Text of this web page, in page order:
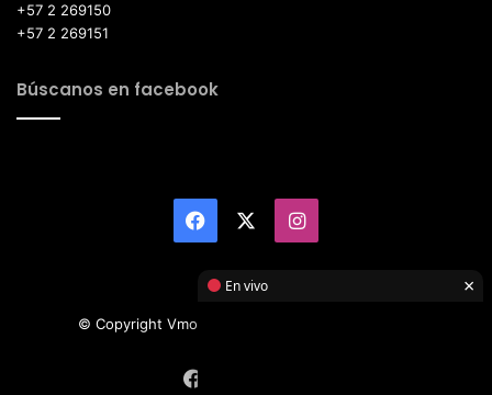
+57 2 269150
+57 2 269151
Búscanos en facebook
Facebook Instagram
© Copyright Vmotor TI 2026, All Rights Reserved
En vivo ×